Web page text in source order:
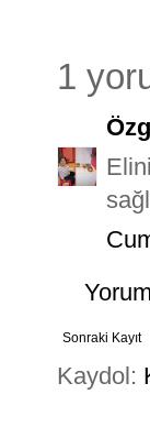
1
Sonraki Kayıt
Kaydol: